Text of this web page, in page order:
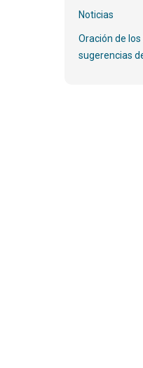
Noticias
Oración de
sugerencias